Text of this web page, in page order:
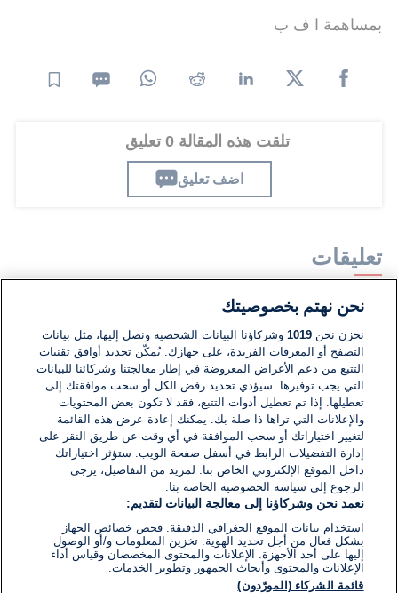
بمساهمة ا ف ب
تلقت هذه المقالة 0 تعليق
اضف تعليق
تعليقات
لا توجد تعليقات مكتوبة حتى الآن. كن الأول!
اكتب تعليقًا جديدًا ...
نحن نهتم بخصوصيتك
نخزن نحن1019 وشركاؤنا البيانات الشخصية ونصل إليها، مثل بيانات
التصفح أو المعرفات الفريدة، على جهازك. يُمكّن تحديد أوافق تقنيات
التتبع من دعم الأغراض المعروضة في إطار معالجتنا وشركائنا للبيانات
التي يجب توفيرها. سيؤدي تحديد رفض الكل أو سحب موافقتك إلى
تعطيلها. إذا تم تعطيل أدوات التتبع، فقد لا تكون بعض المحتويات
والإعلانات التي تراها ذا صلة بك. يمكنك إعادة عرض هذه القائمة
لتغيير اختياراتك أو سحب الموافقة في أي وقت عن طريق النقر على
إدارة التفضيلات الرابط في أسفل صفحة الويب. ستؤثر اختياراتك
داخل الموقع الإلكتروني الخاص بنا. لمزيد من التفاصيل، يرجى
الرجوع إلى سياسة الخصوصية الخاصة بنا.
نعمد نحن وشركاؤنا إلى معالجة البيانات لتقديم:
استخدام بيانات الموقع الجغرافي الدقيقة. فحص خصائص الجهاز
بشكل فعال من أجل تحديد الهوية. تخزين المعلومات و/أو الوصول
إليها على أحد الأجهزة. الإعلانات والمحتوى المخصصان وقياس أداء
الإعلانات والمحتوى وأبحاث الجمهور وتطوير الخدمات.
قائمة الشركاء (المورّدون)